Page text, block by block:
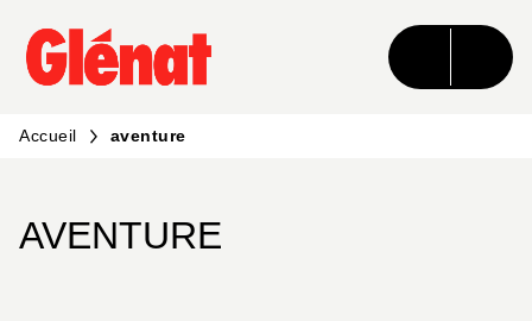
MENU RECHERCHE CONTENU
PIED DE PAGE
Accueil aventure
AVENTURE